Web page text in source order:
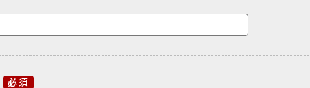
必須